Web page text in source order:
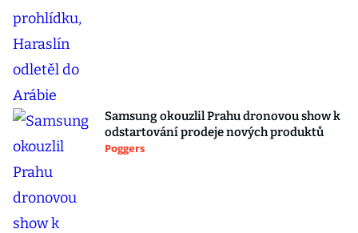
Samsung okouzlil Prahu dronovou show k
odstartování prodeje nových produktů
Poggers